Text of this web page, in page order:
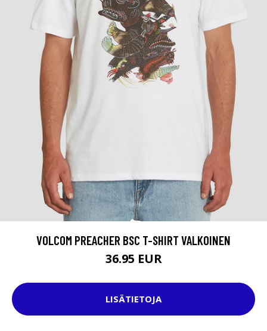
VOLCOM PREACHER BSC T-SHIRT VALKOINEN
36.95 EUR
LISÄTIETOJA